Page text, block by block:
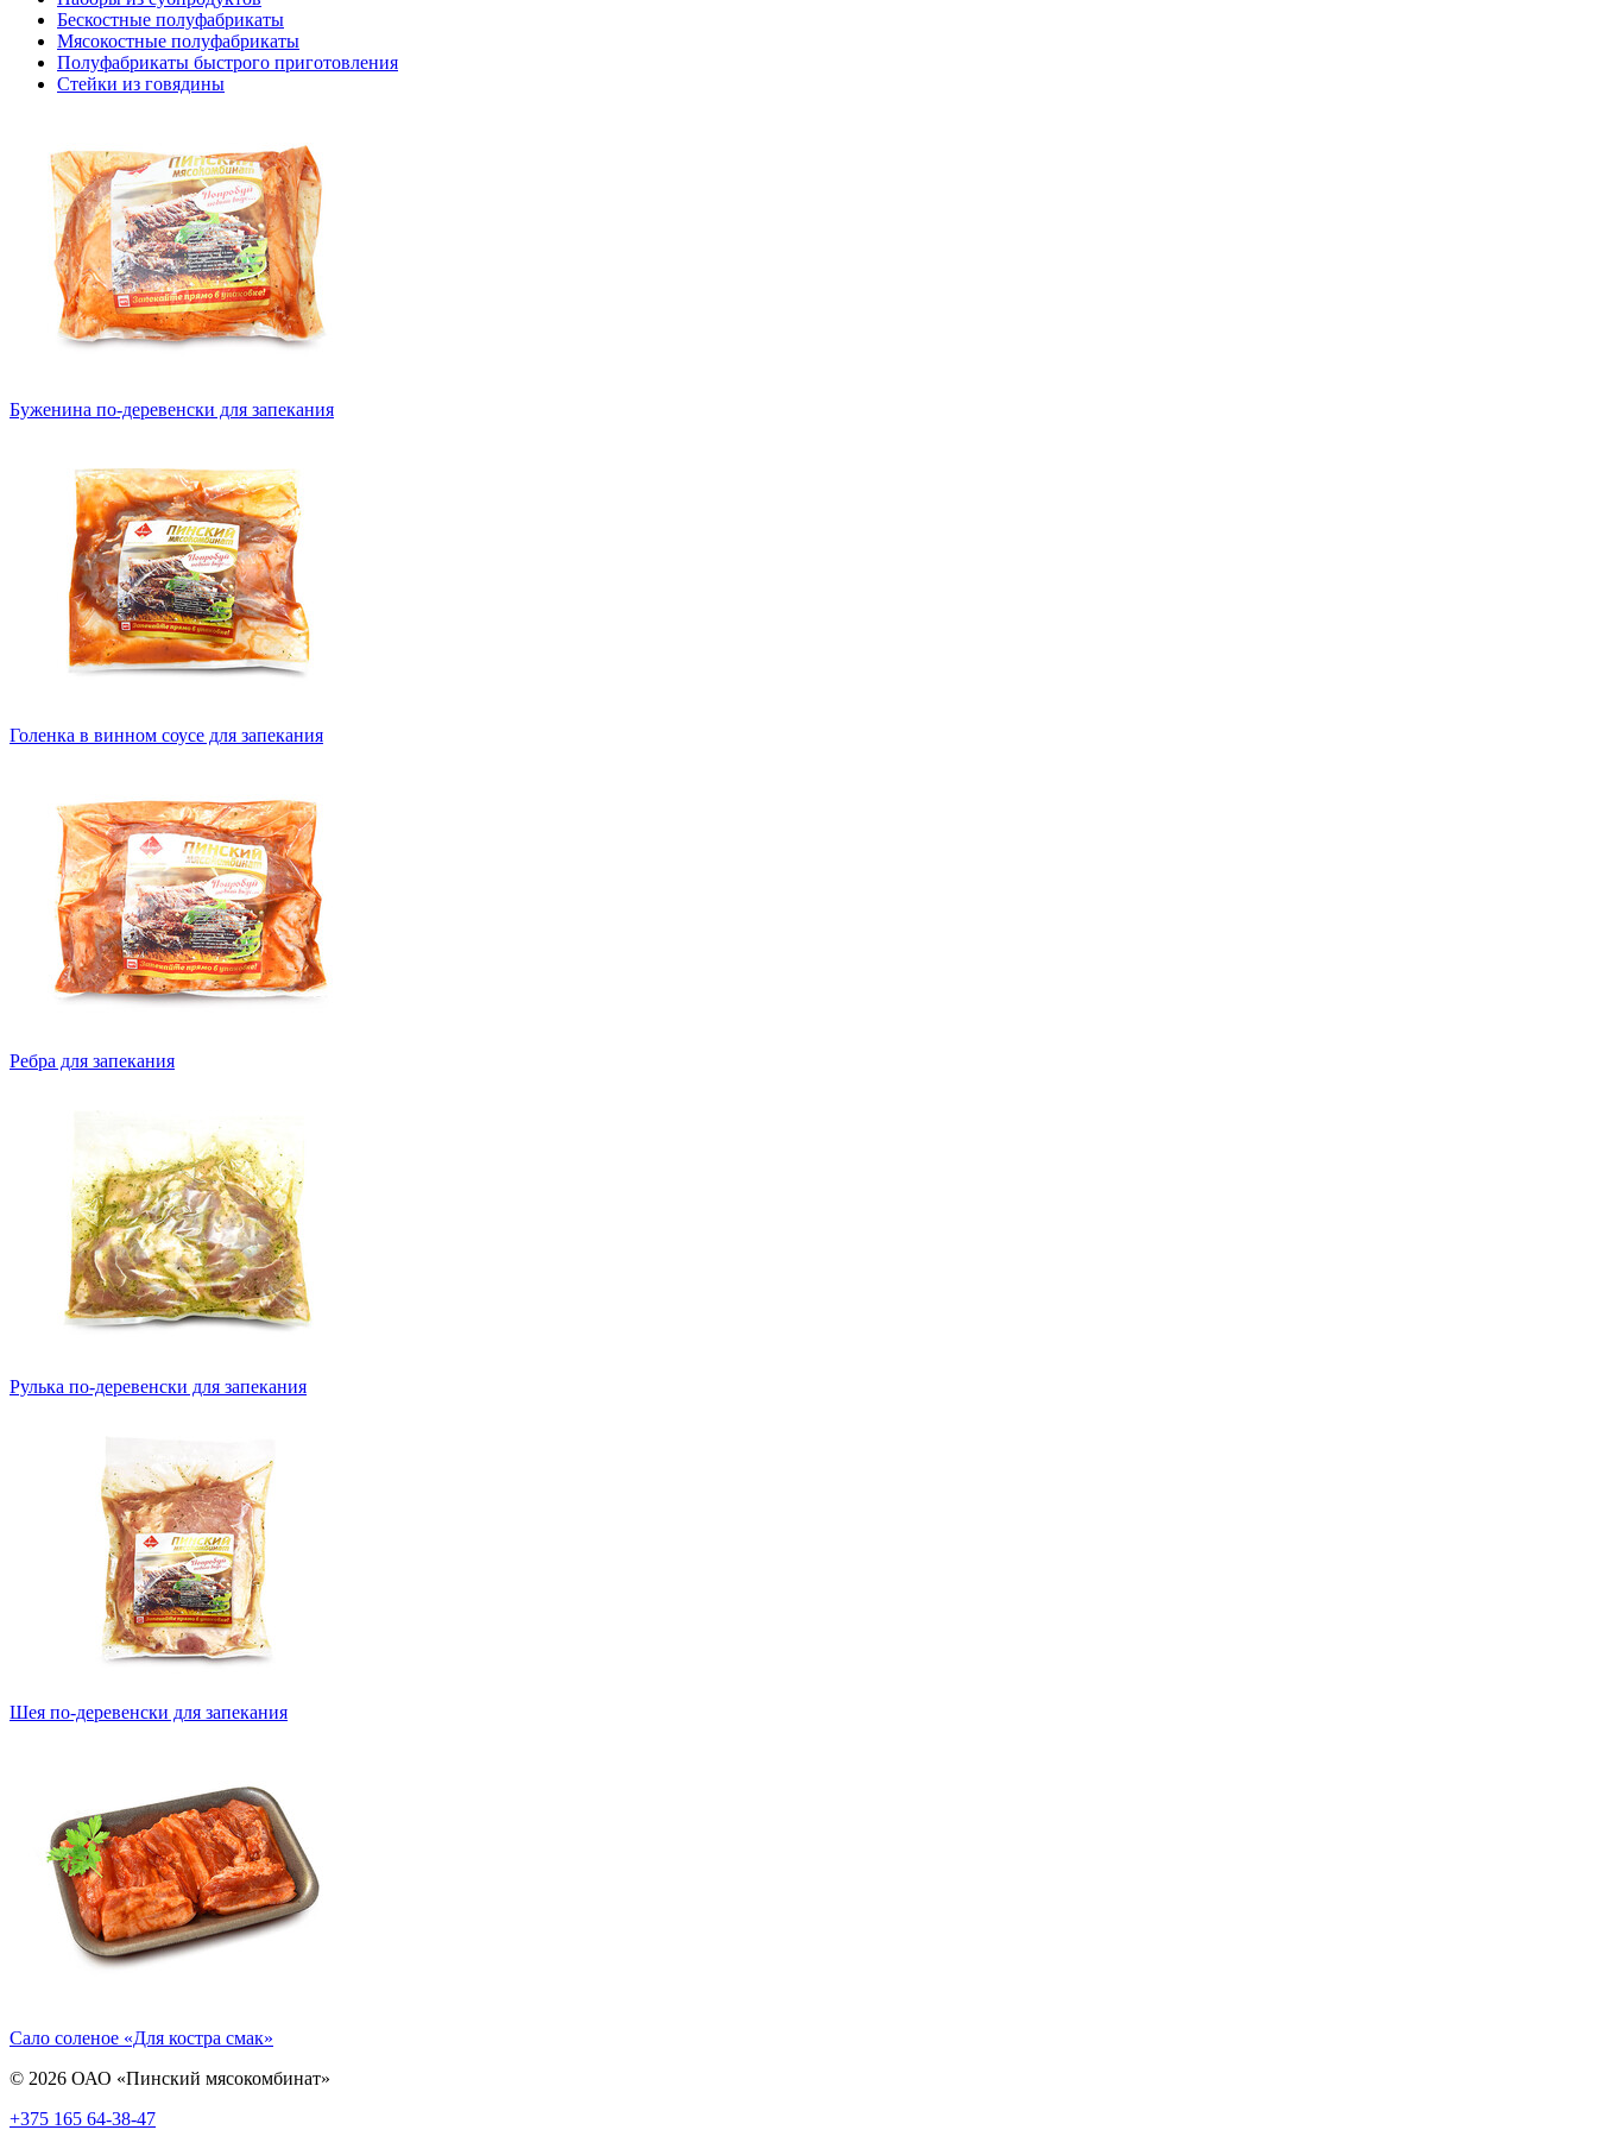
Бескостные полуфабрикаты
Мясокостные полуфабрикаты
Полуфабрикаты быстрого приготовления
Стейки из говядины
Буженина по-деревенски для запекания
Голенка в винном соусе для запекания
Ребра для запекания
Рулька по-деревенски для запекания
Шея по-деревенски для запекания
Сало соленое «Для костра смак»
© 2026 ОАО «Пинский мясокомбинат»
+375 165 64-38-47